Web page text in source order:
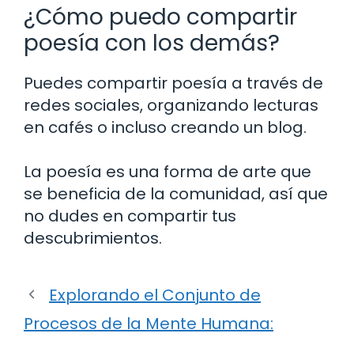
¿Cómo puedo compartir
poesía con los demás?
Puedes compartir poesía a través de
redes sociales, organizando lecturas
en cafés o incluso creando un blog.
La poesía es una forma de arte que
se beneficia de la comunidad, así que
no dudes en compartir tus
descubrimientos.
Explorando el Conjunto de
Procesos de la Mente Humana: